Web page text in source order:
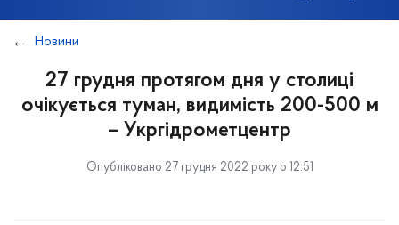
Новини
27 грудня протягом дня у столиці
очікується туман, видимість 200-500 м
– Укргідрометцентр
Опубліковано 27 грудня 2022 року о 12:51